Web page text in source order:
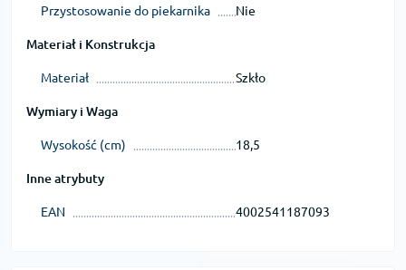
Przystosowanie do piekarnika Nie
Materiał i Konstrukcja
Materiał Szkło
Wymiary i Waga
Wysokość (cm) 18,5
Inne atrybuty
EAN 4002541187093